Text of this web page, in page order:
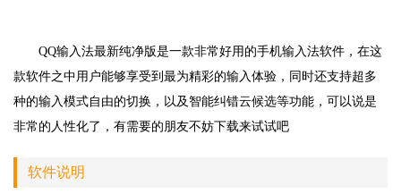
QQ输入法最新纯净版是一款非常好用的手机输入法软件，在这
款软件之中用户能够享受到最为精彩的输入体验，同时还支持超多
种的输入模式自由的切换，以及智能纠错云候选等功能，可以说是
非常的人性化了，有需要的朋友不妨下载来试试吧
软件说明